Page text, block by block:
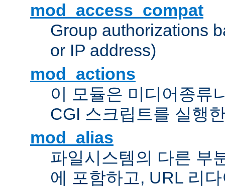
mod_access_compat
Group authorizations
or IP address)
mod_actions
이 모듈은 미디어종류
CGI 스크립트를 실행
mod_alias
파일시스템의 다른 부
에 포함하고, URL 리